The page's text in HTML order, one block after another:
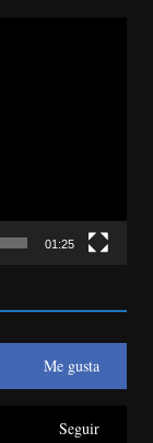
01:25
Me gusta
Seguir